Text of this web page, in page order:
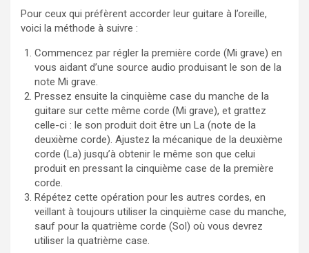
Pour ceux qui préfèrent accorder leur guitare à l’oreille,
voici la méthode à suivre :
Commencez par régler la première corde (Mi grave) en
vous aidant d’une source audio produisant le son de la
note Mi grave.
Pressez ensuite la cinquième case du manche de la
guitare sur cette même corde (Mi grave), et grattez
celle-ci : le son produit doit être un La (note de la
deuxième corde). Ajustez la mécanique de la deuxième
corde (La) jusqu’à obtenir le même son que celui
produit en pressant la cinquième case de la première
corde.
Répétez cette opération pour les autres cordes, en
veillant à toujours utiliser la cinquième case du manche,
sauf pour la quatrième corde (Sol) où vous devrez
utiliser la quatrième case.